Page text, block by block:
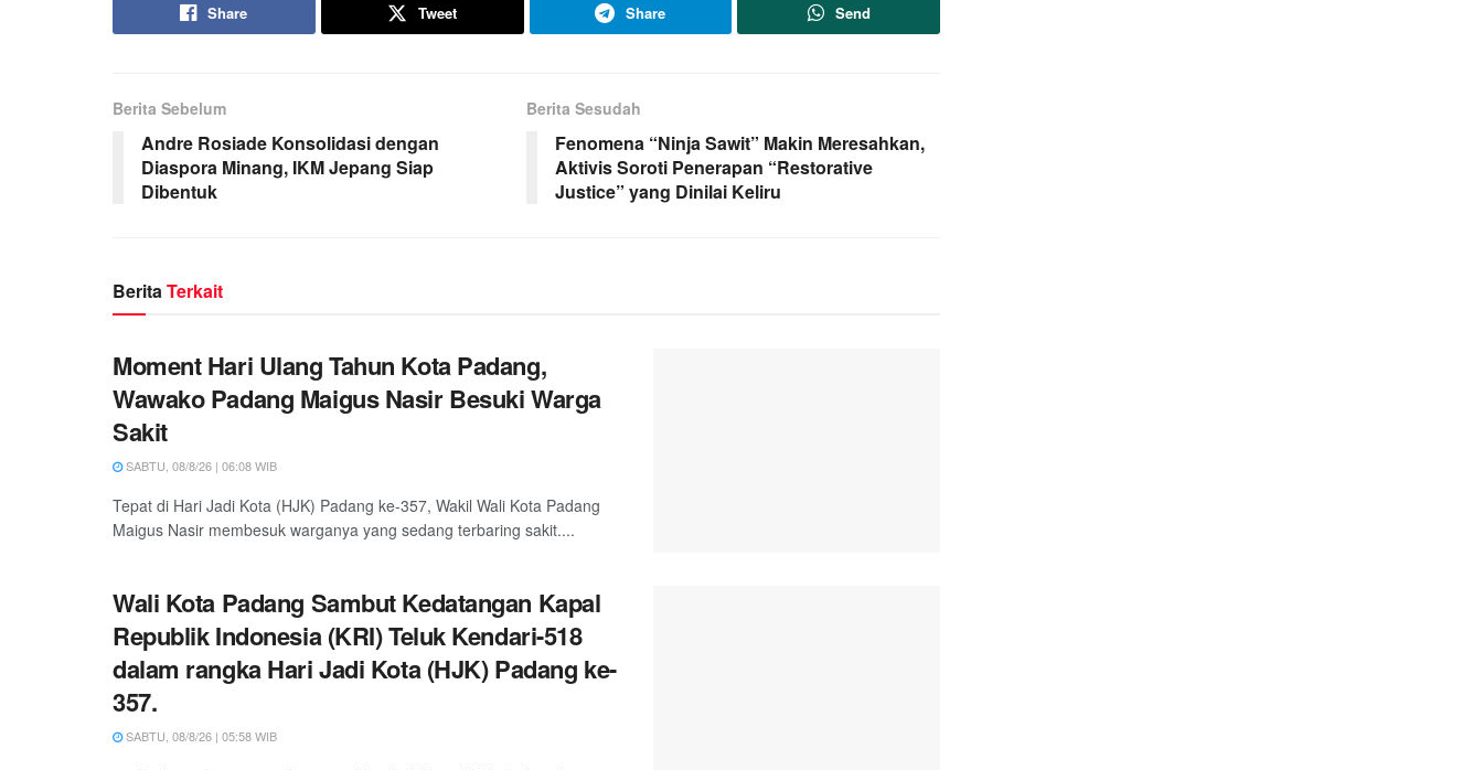
Share Tweet Share Send
Berita Sebelum
Andre Rosiade Konsolidasi dengan
Diaspora Minang, IKM Jepang Siap
Dibentuk
Berita Sesudah
Fenomena “Ninja Sawit” Makin Meresahkan,
Aktivis Soroti Penerapan “Restorative
Justice” yang Dinilai Keliru
Berita Terkait
Moment Hari Ulang Tahun Kota Padang,
Wawako Padang Maigus Nasir Besuki Warga
Sakit
SABTU, 08/8/26 | 06:08 WIB
Tepat di Hari Jadi Kota (HJK) Padang ke-357, Wakil Wali Kota Padang
Maigus Nasir membesuk warganya yang sedang terbaring sakit....
Wali Kota Padang Sambut Kedatangan Kapal
Republik Indonesia (KRI) Teluk Kendari-518
dalam rangka Hari Jadi Kota (HJK) Padang ke-
357.
SABTU, 08/8/26 | 05:58 WIB